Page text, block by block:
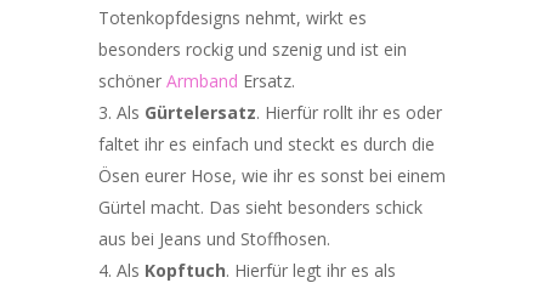
Totenkopfdesigns nehmt, wirkt es
besonders rockig und szenig und ist ein
schöner Armband Ersatz.
Als Gürtelersatz. Hierfür rollt ihr es oder
faltet ihr es einfach und steckt es durch die
Ösen eurer Hose, wie ihr es sonst bei einem
Gürtel macht. Das sieht besonders schick
aus bei Jeans und Stoffhosen.
Als Kopftuch. Hierfür legt ihr es als